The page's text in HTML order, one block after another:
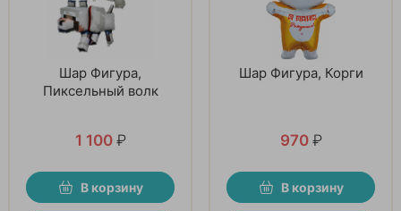
Шар Фигура,
Пиксельный волк
1 100 ₽
В корзину
Шар Фигура, Корги
970 ₽
В корзину